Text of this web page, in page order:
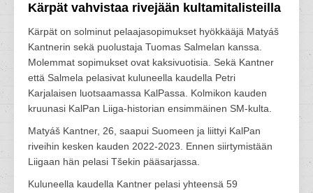
Kärpät vahvistaa rivejään kultamitalisteilla
Kärpät on solminut pelaajasopimukset hyökkääjä Matyáš
Kantnerin sekä puolustaja Tuomas Salmelan kanssa.
Molemmat sopimukset ovat kaksivuotisia. Sekä Kantner
että Salmela pelasivat kuluneella kaudella Petri
Karjalaisen luotsaamassa KalPassa. Kolmikon kauden
kruunasi KalPan Liiga-historian ensimmäinen SM-kulta.
Matyáš Kantner, 26, saapui Suomeen ja liittyi KalPan
riveihin kesken kauden 2022-2023. Ennen siirtymistään
Liigaan hän pelasi Tšekin pääsarjassa.
Kuluneella kaudella Kantner pelasi yhteensä 59